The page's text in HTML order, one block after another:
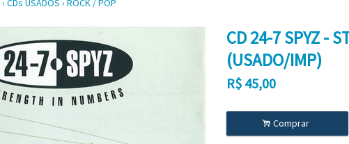
› CDs USADOS › ROCK / POP
CD 24-7 SPYZ -
(USADO/IMP)
R$ 45,00
. Comprar